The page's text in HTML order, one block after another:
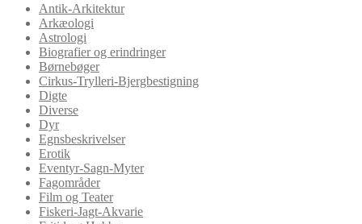
Antik-Arkitektur
Arkæologi
Astrologi
Biografier og erindringer
Børnebøger
Cirkus-Trylleri-Bjergbestigning
Digte
Diverse
Dyr
Egnsbeskrivelser
Erotik
Eventyr-Sagn-Myter
Fagområder
Film og Teater
Fiskeri-Jagt-Akvarie